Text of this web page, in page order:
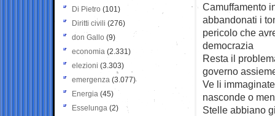
Camuffamento
abbandonati i
pericolo che
democrazia
Resta il
governo
Ve li
nasconde o
Stelle abbiano
Di Pietro (101)
Diritti civili (276)
don Gallo (9)
economia (2.331)
elezioni (3.303)
emergenza (3.077)
Energia (45)
Esselunga (2)